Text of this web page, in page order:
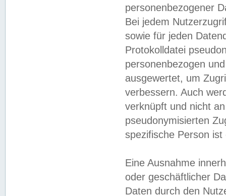
personenbezogener
Bei jedem
sowie für jeden
Protokolldatei
personenbezogen
ausgewertet, um
verbessern. Auch
verknüpft und nicht
pseudonymisierten
spezifische Person
Eine Ausnahme
oder geschäftlicher
Daten durch den